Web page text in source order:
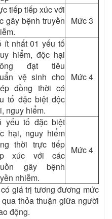
tiếp tiếp xúc với
gây bệnh truyền
Mức 3
ít nhất 01 yếu tố
hiểm, độc hại
đạt tiêu
vệ sinh cho
đồng thời có
tố đặc biệt độc
nguy hiểm.
Mức 4
yếu tố đặc biệt
hại, nguy hiểm
thời trực tiếp
xúc với các
gây bệnh
nhiễm.
Mức 4
giá trị tương đương mức
thỏa thuận giữa người
động.